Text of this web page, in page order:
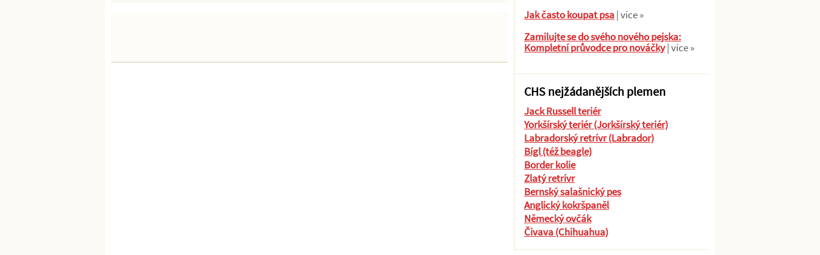
Jak často koupat psa| více »
Zamilujte se do svého nového pejska:
Kompletní průvodce pro nováčky| více »
CHS nejžádanějších plemen
Jack Russell teriér
Yorkšírský teriér (Jorkšírský teriér)
Labradorský retrívr (Labrador)
Bígl (též beagle)
Border kolie
Zlatý retrívr
Bernský salašnický pes
Anglický kokršpaněl
Německý ovčák
Čivava (Chihuahua)